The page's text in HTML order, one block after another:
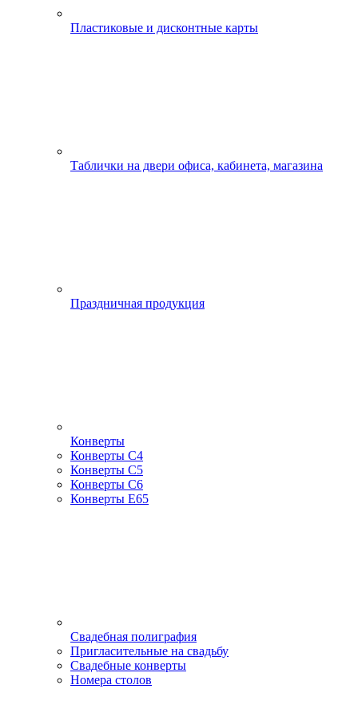
Пластиковые и дисконтные карты
Таблички на двери офиса, кабинета, магазина
Праздничная продукция
Конверты
Конверты С4
Конверты С5
Конверты С6
Конверты Е65
Свадебная полиграфия
Пригласительные на свадьбу
Свадебные конверты
Номера столов